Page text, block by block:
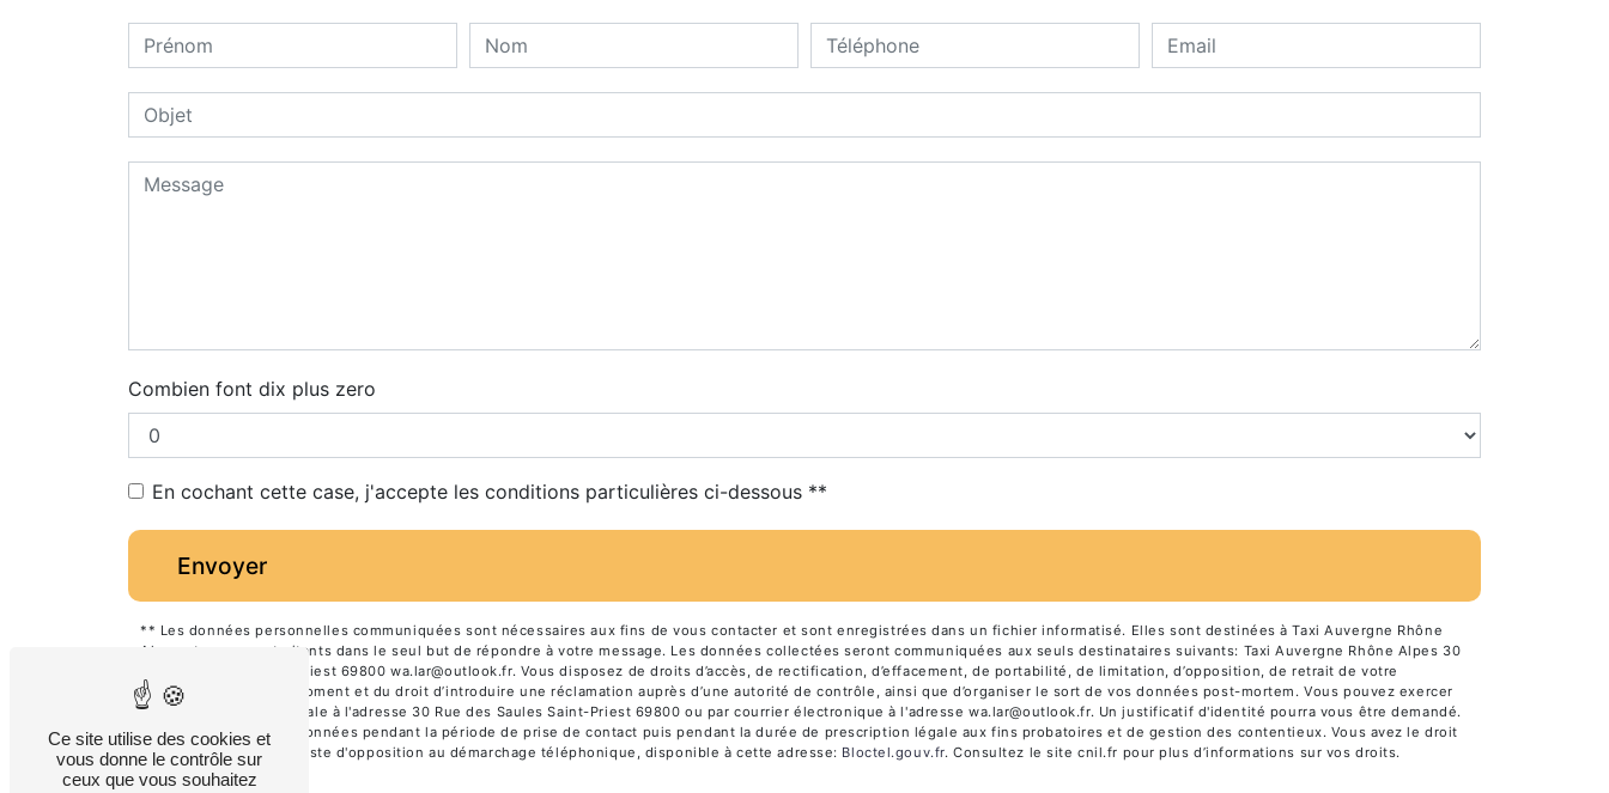
Combien font dix plus zero
En cochant cette case, j'accepte les conditions particulières ci-dessous **
Envoyer
** Les données personnelles communiquées sont nécessaires aux fins de vous contacter et sont enregistrées dans un fichier informatisé. Elles sont destinées à Taxi Auvergne Rhône
Alpes et ses sous-traitants dans le seul but de répondre à votre message. Les données collectées seront communiquées aux seuls destinataires suivants: Taxi Auvergne Rhône Alpes 30
Rue des Saules Saint-Priest 69800 wa.lar@outlook.fr. Vous disposez de droits d’accès, de rectification, d’effacement, de portabilité, de limitation, d’opposition, de retrait de votre
consentement à tout moment et du droit d’introduire une réclamation auprès d’une autorité de contrôle, ainsi que d’organiser le sort de vos données post-mortem. Vous pouvez exercer
ces droits par voie postale à l'adresse 30 Rue des Saules Saint-Priest 69800 ou par courrier électronique à l'adresse wa.lar@outlook.fr. Un justificatif d'identité pourra vous être demandé.
Nous conservons vos données pendant la période de prise de contact puis pendant la durée de prescription légale aux fins probatoires et de gestion des contentieux. Vous avez le droit
de vous inscrire sur la liste d'opposition au démarchage téléphonique, disponible à cette adresse:
Bloctel.gouv.fr. Consultez le site cnil.fr pour plus d’informations sur vos droits.
Ce site utilise des cookies et
vous donne le contrôle sur
ceux que vous souhaitez